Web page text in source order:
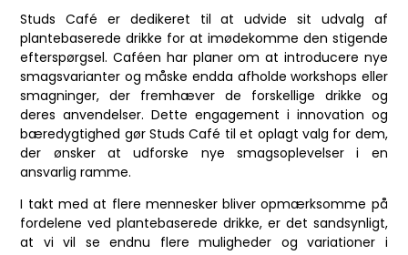
Studs Café er dedikeret til at udvide sit udvalg af
plantebaserede drikke for at imødekomme den stigende
efterspørgsel. Caféen har planer om at introducere nye
smagsvarianter og måske endda afholde workshops eller
smagninger, der fremhæver de forskellige drikke og
deres anvendelser. Dette engagement i innovation og
bæredygtighed gør Studs Café til et oplagt valg for dem,
der ønsker at udforske nye smagsoplevelser i en
ansvarlig ramme.
I takt med at flere mennesker bliver opmærksomme på
fordelene ved plantebaserede drikke, er det sandsynligt,
at vi vil se endnu flere muligheder og variationer i